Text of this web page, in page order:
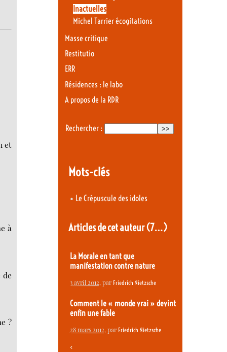
et
à
de
?
Inactuelles
Michel Tarrier écogitations
Masse critique
Restitutio
ERR
Résidences : le labo
A propos de la RDR
Rechercher :
Mots-clés
• Le Crépuscule des idoles
Articles de cet auteur(7…)
La Morale en tant que
manifestation contre nature
3 avril 2012, par Friedrich Nietzsche
Comment le « monde vrai » devint
enfin une fable
28 mars 2012, par Friedrich Nietzsche
<